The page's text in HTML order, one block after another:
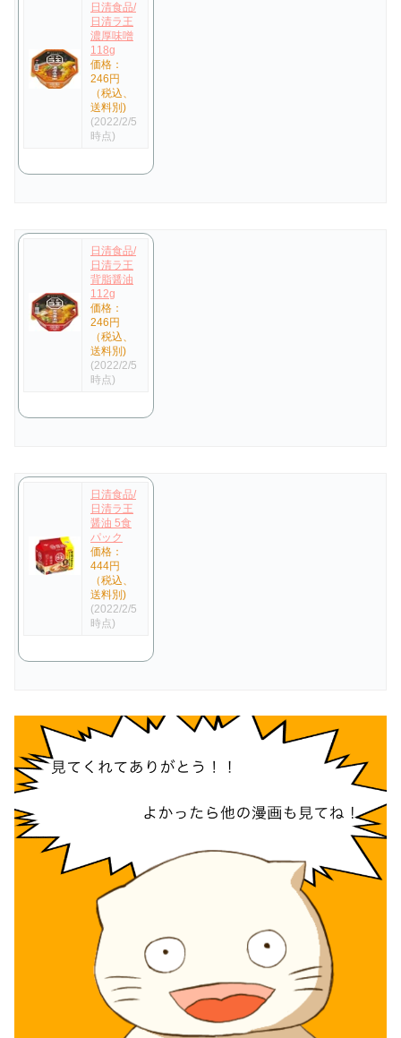
日清食品/
日清ラ王
濃厚味噌
118g
価格：
246円
（税込、
送料別)
(2022/2/5
時点)
日清食品/
日清ラ王
背脂醤油
112g
価格：
246円
（税込、
送料別)
(2022/2/5
時点)
日清食品/
日清ラ王
醤油 5食
パック
価格：
444円
（税込、
送料別)
(2022/2/5
時点)